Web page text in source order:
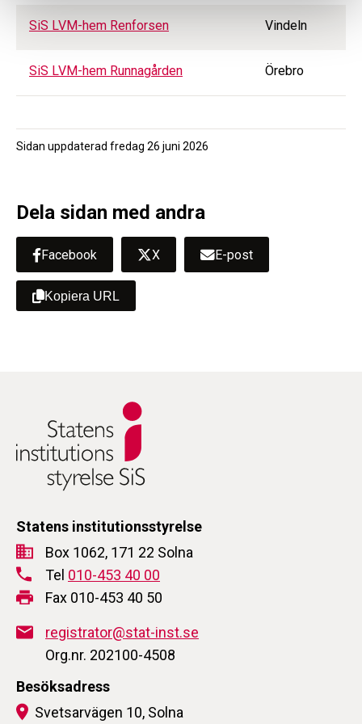
SiS LVM-hem Renforsen Vindeln
SiS LVM-hem Runnagården Örebro
Sidan uppdaterad fredag 26 juni 2026
Dela sidan med andra
Facebook X E-post
Kopiera URL
Statens institutionsstyrelse
Box 1062, 171 22 Solna
Tel 010-453 40 00
Fax 010-453 40 50
registrator@stat-inst.se
Org.nr. 202100-4508
Besöksadress
Svetsarvägen 10, Solna